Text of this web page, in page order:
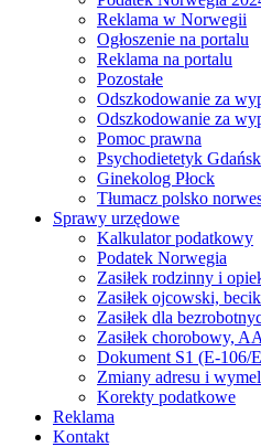
Reklama w Norwegii
Ogłoszenie na portalu
Reklama na portalu
Pozostałe
Odszkodowanie za
Odszkodowanie za
Pomoc prawna
Psychodietetyk Gdańsk
Ginekolog Płock
Tłumacz polsko
Sprawy urzędowe
Kalkulator podatkowy
Podatek Norwegia
Zasiłek rodzinny i
Zasiłek ojcowski,
Zasiłek dla
Zasiłek chorobowy,
Dokument S1 (E-106/
Zmiany adresu i
Korekty podatkowe
Reklama
Kontakt